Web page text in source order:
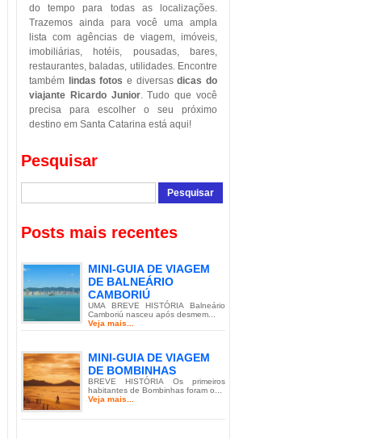
do tempo para todas as localizações.
Trazemos ainda para você uma ampla
lista com agências de viagem, imóveis,
imobiliárias, hotéis, pousadas, bares,
restaurantes, baladas, utilidades. Encontre
também
lindas fotos e diversasdicas do
viajante Ricardo Junior. Tudo que você
precisa para escolher o seu próximo
destino em Santa Catarina está aqui!
Pesquisar
Posts mais recentes
MINI-GUIA DE VIAGEM
DE BALNEÁRIO
CAMBORIÚ
UMA BREVE HISTÓRIA Balneário
Camboriú nasceu após desmem...
Veja mais...
MINI-GUIA DE VIAGEM
DE BOMBINHAS
BREVE HISTÓRIA Os primeiros
habitantes de Bombinhas foram o...
Veja mais...